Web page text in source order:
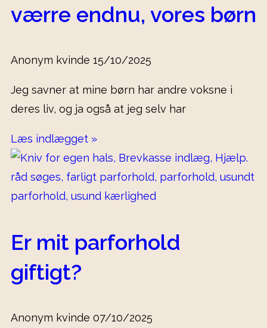
værre endnu, vores børn
Anonym kvinde 15/10/2025
Jeg savner at mine børn har andre voksne i
deres liv, og ja også at jeg selv har
Læs indlægget »
Er mit parforhold
giftigt?
Anonym kvinde 07/10/2025